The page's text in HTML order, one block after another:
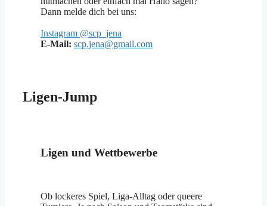
Dann melde dich bei uns:
Instagram @scp_jena
E-Mail: scp.jena@gmail.com
Ligen-Jump
Ligen und Wettbewerbe
Ob lockeres Spiel, Liga-Alltag oder queere